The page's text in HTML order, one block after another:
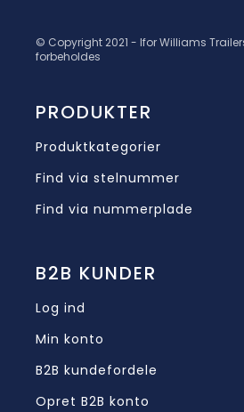
© Copyright 2021 - Ifor Williams
forbeholdes
PRODUKTER
Produktkategorier
Find via stelnummer
Find via nummerplade
B2B KUNDER
Log ind
Min konto
B2B kundefordele
Opret B2B konto